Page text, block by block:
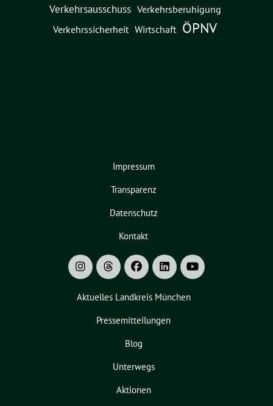
Verkehrsausschuss Verkehrsberuhigung
Verkehrssicherheit Wirtschaft ÖPNV
Impressum
Transparenz
Datenschutz
Kontakt
Aktuelles Landkreis München
Pressemitteilungen
Blog
Unterwegs
Aktionen